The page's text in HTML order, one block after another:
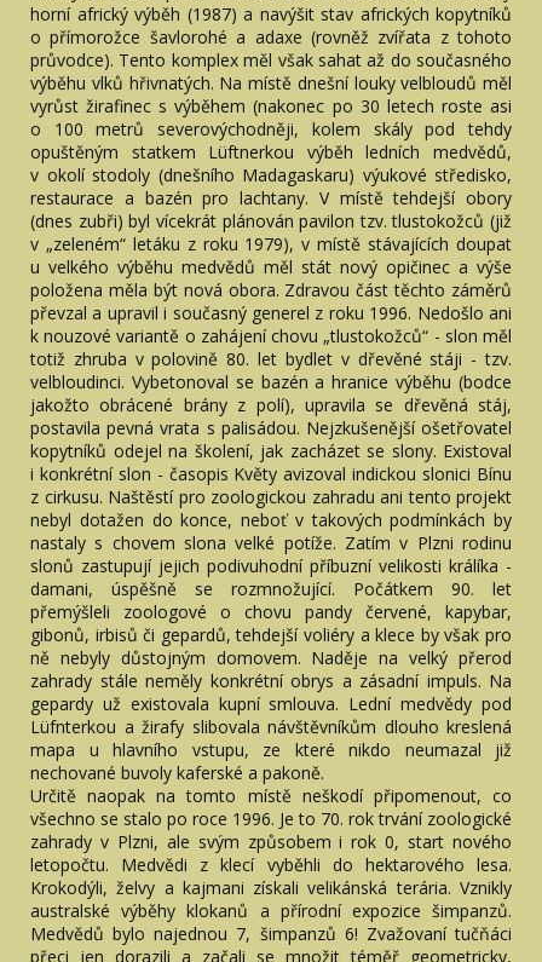
horní africký výběh (1987) a navýšit stav afrických kopytníků
o přímorožce šavlorohé a adaxe (rovněž zvířata z tohoto
průvodce). Tento komplex měl však sahat až do současného
výběhu vlků hřivnatých. Na místě dnešní louky velbloudů měl
vyrůst žirafinec s výběhem (nakonec po 30 letech roste asi
o 100 metrů severovýchodněji, kolem skály pod tehdy
opuštěným statkem Lüftnerkou výběh ledních medvědů,
v okolí stodoly (dnešního Madagaskaru) výukové středisko,
restaurace a bazén pro lachtany. V místě tehdejší obory
(dnes zubři) byl vícekrát plánován pavilon tzv. tlustokožců (již
v „zeleném“ letáku z roku 1979), v místě stávajících doupat
u velkého výběhu medvědů měl stát nový opičinec a výše
položena měla být nová obora. Zdravou část těchto záměrů
převzal a upravil i současný generel z roku 1996. Nedošlo ani
k nouzové variantě o zahájení chovu „tlustokožců“ - slon měl
totiž zhruba v polovině 80. let bydlet v dřevěné stáji - tzv.
velbloudinci. Vybetonoval se bazén a hranice výběhu (bodce
jakožto obrácené brány z polí), upravila se dřevěná stáj,
postavila pevná vrata s palisádou. Nejzkušenější ošetřovatel
kopytníků odejel na školení, jak zacházet se slony. Existoval
i konkrétní slon - časopis Květy avizoval indickou slonici Bínu
z cirkusu. Naštěstí pro zoologickou zahradu ani tento projekt
nebyl dotažen do konce, neboť v takových podmínkách by
nastaly s chovem slona velké potíže. Zatím v Plzni rodinu
slonů zastupují jejich podivuhodní příbuzní velikosti králíka -
damani, úspěšně se rozmnožující. Počátkem 90. let
přemýšleli zoologové o chovu pandy červené, kapybar,
gibonů, irbisů či gepardů, tehdejší voliéry a klece by však pro
ně nebyly důstojným domovem. Naděje na velký přerod
zahrady stále neměly konkrétní obrys a zásadní impuls. Na
gepardy už existovala kupní smlouva. Lední medvědy pod
Lüfnterkou a žirafy slibovala návštěvníkům dlouho kreslená
mapa u hlavního vstupu, ze které nikdo neumazal již
nechované buvoly kaferské a pakoně.
Určitě naopak na tomto místě neškodí připomenout, co
všechno se stalo po roce 1996. Je to 70. rok trvání zoologické
zahrady v Plzni, ale svým způsobem i rok 0, start nového
letopočtu. Medvědi z klecí vyběhli do hektarového lesa.
Krokodýli, želvy a kajmani získali velikánská terária. Vznikly
australské výběhy klokanů a přírodní expozice šimpanzů.
Medvědů bylo najednou 7, šimpanzů 6! Zvažovaní tučňáci
přeci jen dorazili a začali se množit téměř geometricky,